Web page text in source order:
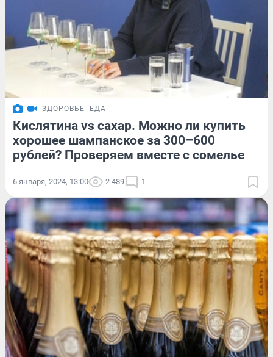
ЗДОРОВЬЕ ЕДА
Кислятина vs сахар. Можно ли купить
хорошее шампанское за 300–600
рублей? Проверяем вместе с сомелье
6 января, 2024, 13:00 2 489 1